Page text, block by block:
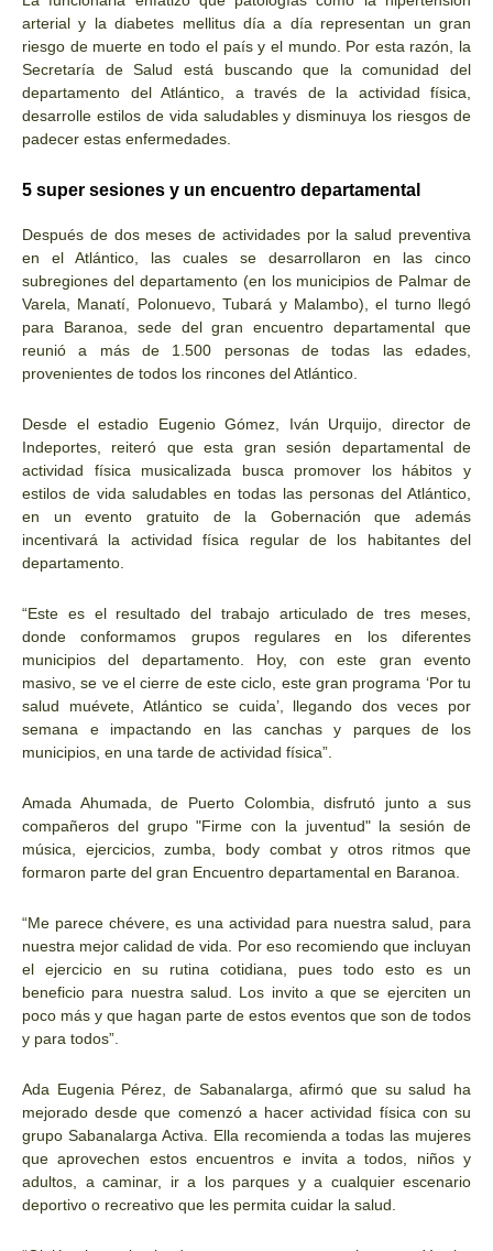
arterial y la diabetes mellitus día a día representan un gran
riesgo de muerte en todo el país y el mundo. Por esta razón, la
Secretaría de Salud está buscando que la comunidad del
departamento del Atlántico, a través de la actividad física,
desarrolle estilos de vida saludables y disminuya los riesgos de
padecer estas enfermedades.
5 super sesiones y un encuentro departamental
Después de dos meses de actividades por la salud preventiva
en el Atlántico, las cuales se desarrollaron en las cinco
subregiones del departamento (en los municipios de Palmar de
Varela, Manatí, Polonuevo, Tubará y Malambo), el turno llegó
para Baranoa, sede del gran encuentro departamental que
reunió a más de 1.500 personas de todas las edades,
provenientes de todos los rincones del Atlántico.
Desde el estadio Eugenio Gómez, Iván Urquijo, director de
Indeportes, reiteró que esta gran sesión departamental de
actividad física musicalizada busca promover los hábitos y
estilos de vida saludables en todas las personas del Atlántico,
en un evento gratuito de la Gobernación que además
incentivará la actividad física regular de los habitantes del
departamento.
“Este es el resultado del trabajo articulado de tres meses,
donde conformamos grupos regulares en los diferentes
municipios del departamento. Hoy, con este gran evento
masivo, se ve el cierre de este ciclo, este gran programa ‘Por tu
salud muévete, Atlántico se cuida’, llegando dos veces por
semana e impactando en las canchas y parques de los
municipios, en una tarde de actividad física”.
Amada Ahumada, de Puerto Colombia, disfrutó junto a sus
compañeros del grupo "Firme con la juventud" la sesión de
música, ejercicios, zumba, body combat y otros ritmos que
formaron parte del gran Encuentro departamental en Baranoa.
“Me parece chévere, es una actividad para nuestra salud, para
nuestra mejor calidad de vida. Por eso recomiendo que incluyan
el ejercicio en su rutina cotidiana, pues todo esto es un
beneficio para nuestra salud. Los invito a que se ejerciten un
poco más y que hagan parte de estos eventos que son de todos
y para todos”.
Ada Eugenia Pérez, de Sabanalarga, afirmó que su salud ha
mejorado desde que comenzó a hacer actividad física con su
grupo Sabanalarga Activa. Ella recomienda a todas las mujeres
que aprovechen estos encuentros e invita a todos, niños y
adultos, a caminar, ir a los parques y a cualquier escenario
deportivo o recreativo que les permita cuidar la salud.